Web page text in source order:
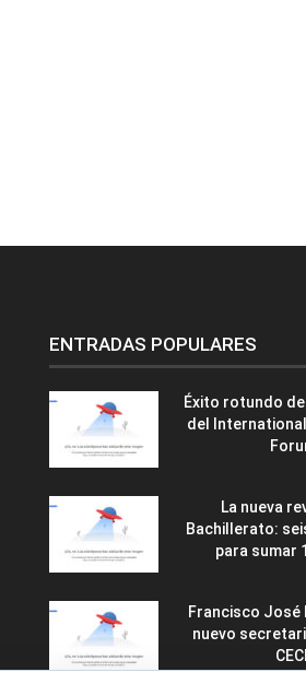
ENTRADAS POPULARES
Éxito rotundo
del
La nueva
Bachillerato:
para sumar
Francisco José
nuevo